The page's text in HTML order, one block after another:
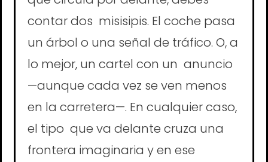
contar dos misisipis. El coche pasa
un árbol o una señal de tráfico. O, a
lo mejor, un cartel con un anuncio
—aunque cada vez se ven menos
en la carretera—. En cualquier caso,
el tipo que va delante cruza una
frontera imaginaria y en ese